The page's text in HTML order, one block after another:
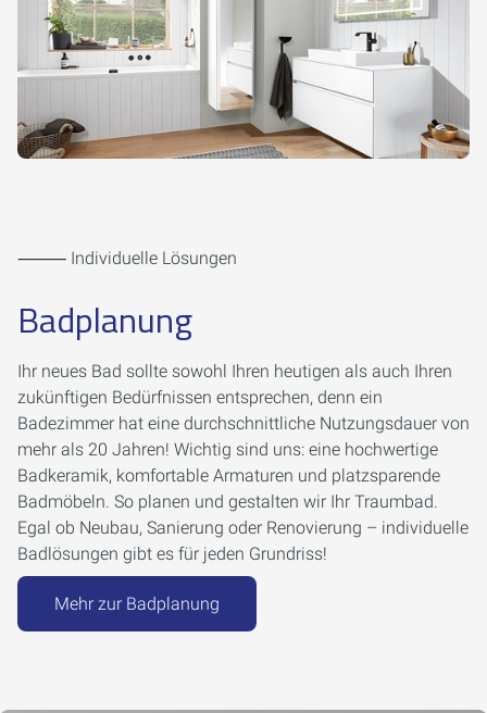
⸻ Individuelle Lösungen
Badplanung
Ihr neues Bad sollte sowohl Ihren heutigen als auch Ihren
zukünftigen Bedürfnissen entsprechen, denn ein
Badezimmer hat eine durchschnittliche Nutzungsdauer von
mehr als 20 Jahren! Wichtig sind uns: eine hochwertige
Badkeramik, komfortable Armaturen und platzsparende
Badmöbeln. So planen und gestalten wir Ihr Traumbad.
Egal ob Neubau, Sanierung oder Renovierung – individuelle
Badlösungen gibt es für jeden Grundriss!
Mehr zur Badplanung